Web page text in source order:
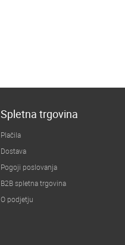
Spletna trgovina
Plačila
Dostava
Pogoji poslovanja
B2B spletna trgovina
O podjetju